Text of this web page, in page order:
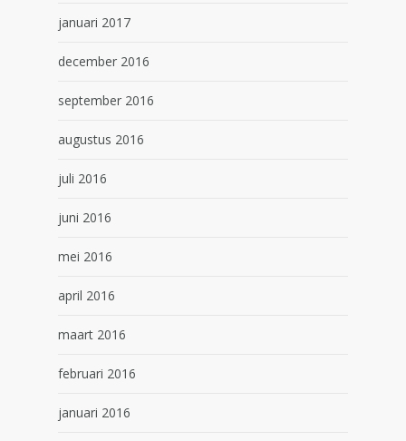
januari 2017
december 2016
september 2016
augustus 2016
juli 2016
juni 2016
mei 2016
april 2016
maart 2016
februari 2016
januari 2016